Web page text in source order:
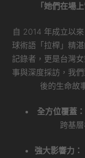
「她們在場
自 2014 年成立以來
球術語「拉桿」精
記錄者，更是台灣
事與深度採訪，我
後的生命故
全方位覆蓋：
跨基
強大影響力：